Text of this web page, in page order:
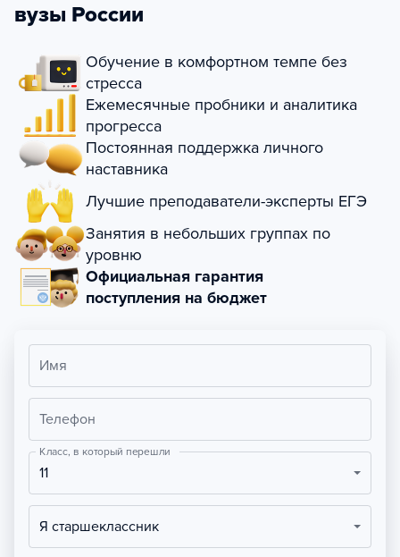
вузы России
Обучение в комфортном темпе без
стресса
Ежемесячные пробники и аналитика
прогресса
Постоянная поддержка личного
наставника
Лучшие преподаватели-эксперты ЕГЭ
Занятия в небольших группах по
уровню
Официальная гарантия
поступления на бюджет
Имя
Телефон
Класс, в который перешли
11
Я старшеклассник